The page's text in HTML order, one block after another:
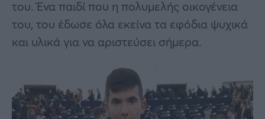
του. Ένα παιδί που η πολυμελής οικογένεια
του, του έδωσε όλα εκείνα τα εφόδια ψυχικά
και υλικά για να αριστεύσει σήμερα.